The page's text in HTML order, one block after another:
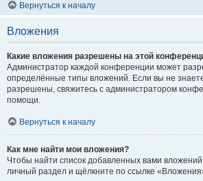
Вернуться к началу
Вложения
Какие вложения разрешены на этой
Администратор каждой конференции может
определённые типы вложений. Если вы не
разрешены, свяжитесь с администратором
помощи.
Вернуться к началу
Как мне найти мои вложения?
Чтобы найти список добавленных вами
личный раздел и щёлкните по ссылке